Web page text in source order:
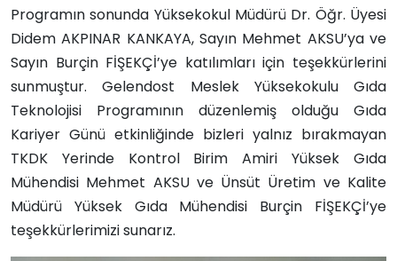
Programın sonunda Yüksekokul Müdürü Dr. Öğr. Üyesi
Didem AKPINAR KANKAYA, Sayın Mehmet AKSU’ya ve
Sayın Burçin FİŞEKÇİ’ye katılımları için teşekkürlerini
sunmuştur. Gelendost Meslek Yüksekokulu Gıda
Teknolojisi Programının düzenlemiş olduğu Gıda
Kariyer Günü etkinliğinde bizleri yalnız bırakmayan
TKDK Yerinde Kontrol Birim Amiri Yüksek Gıda
Mühendisi Mehmet AKSU ve Ünsüt Üretim ve Kalite
Müdürü Yüksek Gıda Mühendisi Burçin FİŞEKÇİ’ye
teşekkürlerimizi sunarız.